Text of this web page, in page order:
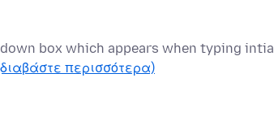
box which appears when typing
περισσότερα)